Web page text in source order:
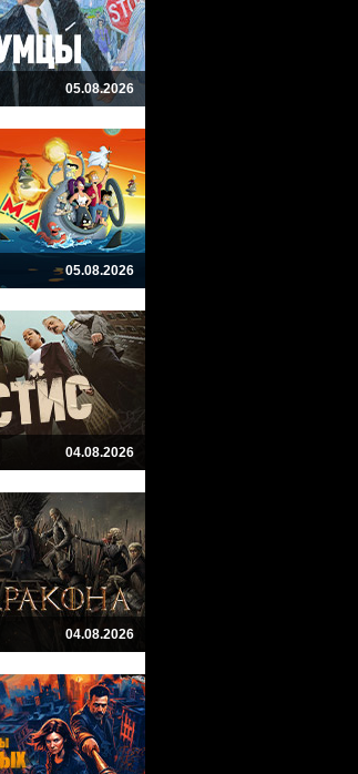
05.08.2026
05.08.2026
04.08.2026
04.08.2026